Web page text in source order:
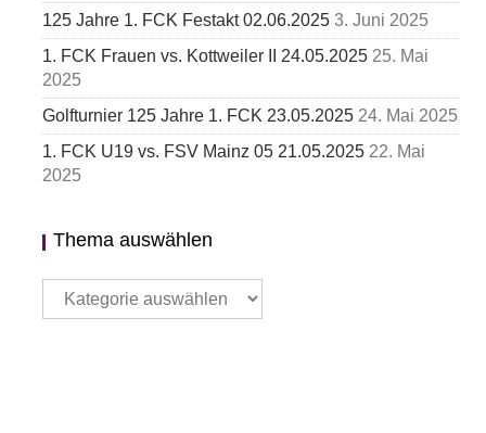
125 Jahre 1. FCK Festakt 02.06.2025 3. Juni 2025
1. FCK Frauen vs. Kottweiler II 24.05.2025 25. Mai
2025
Golfturnier 125 Jahre 1. FCK 23.05.2025 24. Mai 2025
1. FCK U19 vs. FSV Mainz 05 21.05.2025 22. Mai
2025
Thema auswählen
Thema
auswählen